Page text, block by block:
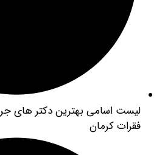
اسامی بهترین دکتر های جراح
کرمان